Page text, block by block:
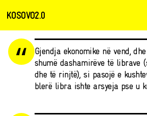
KOSOVO2.0
Gjendja ekonomike në vend,
shumë dashamirëve të librave
dhe të rinjtë), si pasojë e
blerë libra ishte arsyeja pse u